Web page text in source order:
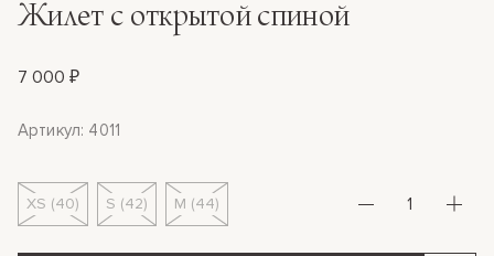
Жилет с открытой спиной
7 000 ₽
Артикул: 4011
XS (40) S (42) M (44)